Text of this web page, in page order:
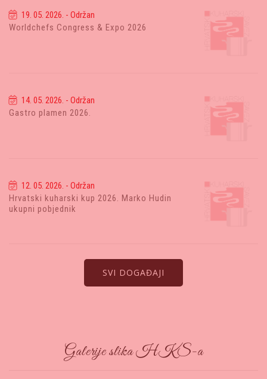
19. 05. 2026. - Održan
Worldchefs Congress & Expo 2026
14. 05. 2026. - Održan
Gastro plamen 2026.
12. 05. 2026. - Održan
Hrvatski kuharski kup 2026. Marko Hudin
ukupni pobjednik
SVI DOGAĐAJI
Galerije slika HKS-a